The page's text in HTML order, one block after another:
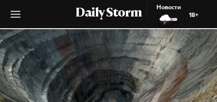
Daily Storm
Новости
18+